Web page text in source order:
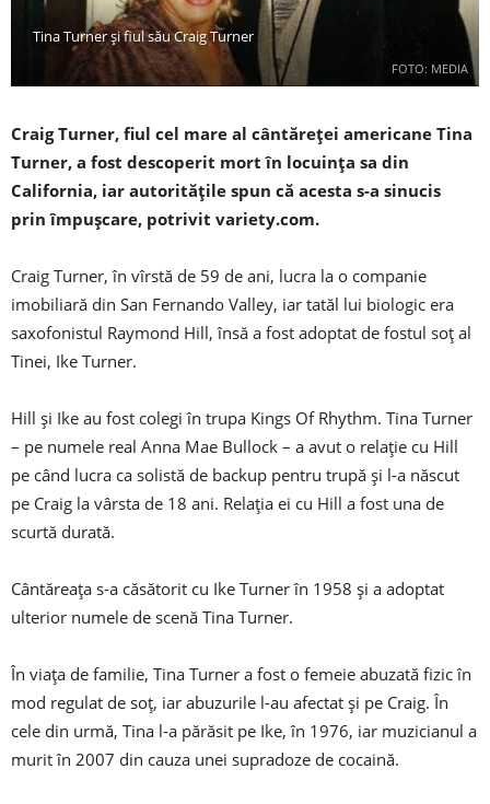
FOTO: MEDIA
Tina Turner și fiul său Craig Turner
Craig Turner, fiul cel mare al cântăreţei americane Tina
Turner, a fost descoperit mort în locuinţa sa din
California, iar autorităţile spun că acesta s-a sinucis
prin împuşcare, potrivit variety.com.
Craig Turner, în vîrstă de 59 de ani, lucra la o companie
imobiliară din San Fernando Valley, iar tatăl lui biologic era
saxofonistul Raymond Hill, însă a fost adoptat de fostul soţ al
Tinei, Ike Turner.
Hill şi Ike au fost colegi în trupa Kings Of Rhythm. Tina Turner
– pe numele real Anna Mae Bullock – a avut o relaţie cu Hill
pe când lucra ca solistă de backup pentru trupă şi l-a născut
pe Craig la vârsta de 18 ani. Relaţia ei cu Hill a fost una de
scurtă durată.
Cântăreaţa s-a căsătorit cu Ike Turner în 1958 şi a adoptat
ulterior numele de scenă Tina Turner.
În viața de familie, Tina Turner a fost o femeie abuzată fizic în
mod regulat de soţ, iar abuzurile l-au afectat şi pe Craig. În
cele din urmă, Tina l-a părăsit pe Ike, în 1976, iar muzicianul a
murit în 2007 din cauza unei supradoze de cocaină.